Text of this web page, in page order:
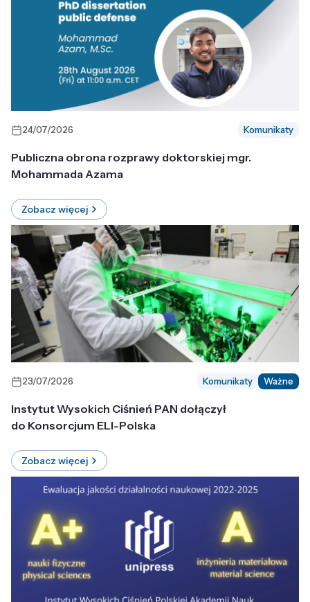
24/07/2026 Komunikaty
Publiczna obrona rozprawy doktorskiej mgr.
Mohammada Azama
Zobacz więcej
23/07/2026 Komunikaty Ważne
Instytut Wysokich Ciśnień PAN dołączył
do Konsorcjum ELI-Polska
Zobacz więcej